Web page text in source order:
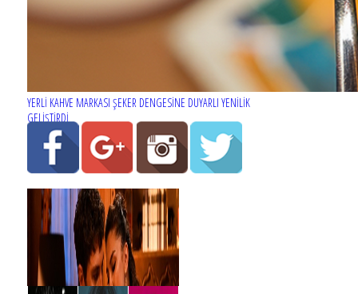
YERLİ KAHVE MARKASI ŞEKER DENGESİNE DUYARLI YENİLİK
GELİŞTİRDİ